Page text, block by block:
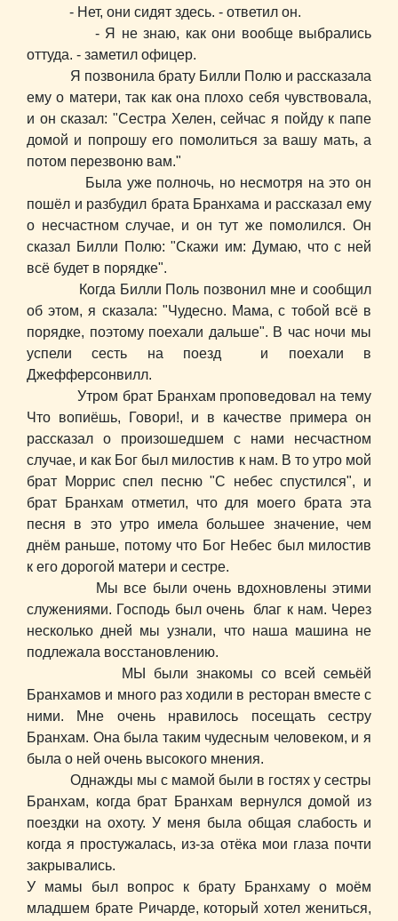
- Нет, они сидят здесь. - ответил он.
- Я не знаю, как они вообще выбрались
оттуда. - заметил офицер.
Я позвонила брату Билли Полю и рассказала
ему о матери, так как она плохо себя чувствовала,
и он сказал: "Сестра Хелен, сейчас я пойду к папе
домой и попрошу его помолиться за вашу мать, а
потом перезвоню вам."
Была уже полночь, но несмотря на это он
пошёл и разбудил брата Бранхама и рассказал ему
о несчастном случае, и он тут же помолился. Он
сказал Билли Полю: "Скажи им: Думаю, что с ней
всё будет в порядке".
Когда Билли Поль позвонил мне и сообщил
об этом, я сказала: "Чудесно. Мама, с тобой всё в
порядке, поэтому поехали дальше". В час ночи мы
успели сесть на поезд и поехали в
Джефферсонвилл.
Утром брат Бранхам проповедовал на тему
Что вопиёшь, Говори!, и в качестве примера он
рассказал о произошедшем с нами несчастном
случае, и как Бог был милостив к нам. В то утро мой
брат Моррис спел песню "С небес спустился", и
брат Бранхам отметил, что для моего брата эта
песня в это утро имела большее значение, чем
днём раньше, потому что Бог Небес был милостив
к его дорогой матери и сестре.
Мы все были очень вдохновлены этими
служениями. Господь был очень благ к нам. Через
несколько дней мы узнали, что наша машина не
подлежала восстановлению.
МЫ были знакомы со всей семьёй
Бранхамов и много раз ходили в ресторан вместе с
ними. Мне очень нравилось посещать сестру
Бранхам. Она была таким чудесным человеком, и я
была о ней очень высокого мнения.
Однажды мы с мамой были в гостях у сестры
Бранхам, когда брат Бранхам вернулся домой из
поездки на охоту. У меня была общая слабость и
когда я простужалась, из-за отёка мои глаза почти
закрывались.
У мамы был вопрос к брату Бранхаму о моём
младшем брате Ричарде, который хотел жениться,